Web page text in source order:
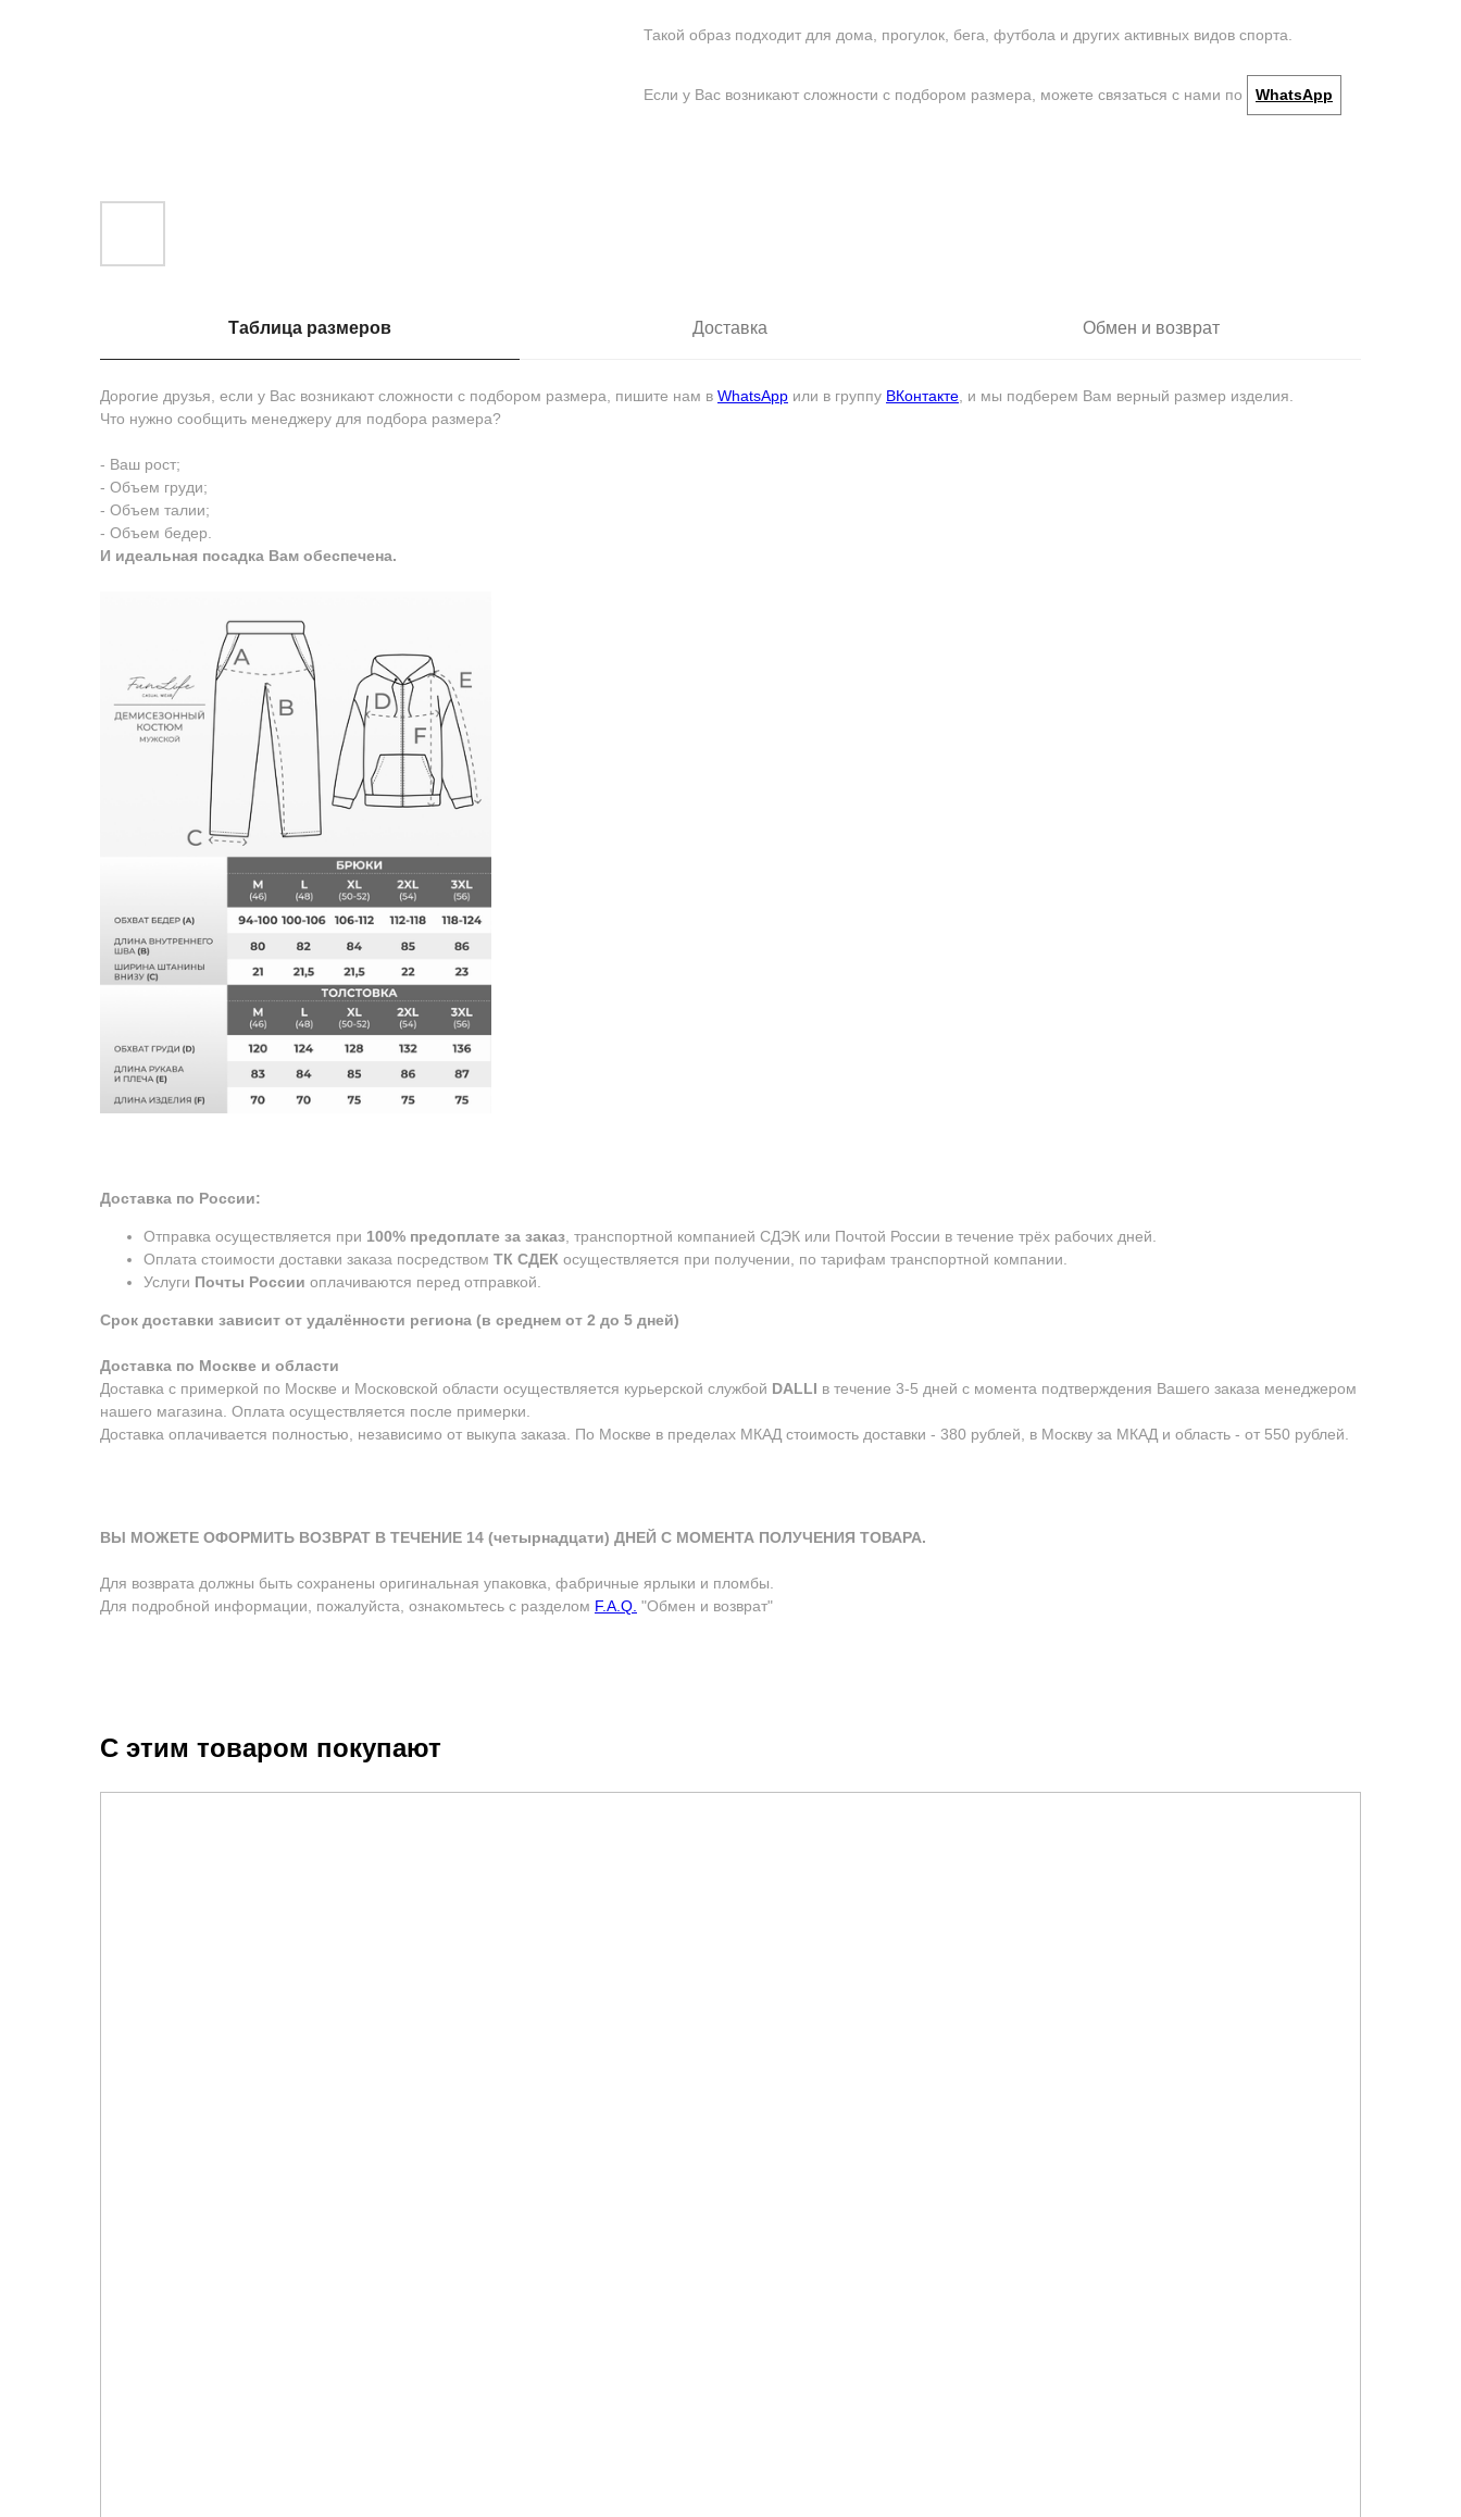
Такой образ подходит для дома, прогулок, бега, футбола и других активных видов спорта.
Если у Вас возникают сложности с подбором размера, можете связаться с нами по WhatsApp
Таблица размеров Доставка Обмен и возврат
Дорогие друзья, если у Вас возникают сложности с подбором размера, пишите нам в WhatsApp или в группу ВКонтакте , и мы подберем Вам верный размер изделия.
Что нужно сообщить менеджеру для подбора размера?
- Ваш рост;
- Объем груди;
- Объем талии;
- Объем бедер.
И идеальная посадка Вам обеспечена.
Доставка по России:
Отправка осуществляется при 100% предоплате за заказ , транспортной компанией СДЭК или Почтой России в течение трёх рабочих дней.
Оплата стоимости доставки заказа посредством ТК СДЕК осуществляется при получении, по тарифам транспортной компании.
Услуги Почты России оплачиваются перед отправкой.
Срок доставки зависит от удалённости региона (в среднем от 2 до 5 дней)
Доставка по Москве и области
Доставка с примеркой по Москве и Московской области осуществляется курьерской службой DALLI в течение 3-5 дней с момента подтверждения Вашего заказа менеджером
нашего магазина. Оплата осуществляется после примерки.
Доставка оплачивается полностью, независимо от выкупа заказа. По Москве в пределах МКАД стоимость доставки - 380 рублей, в Москву за МКАД и область - от 550 рублей.
ВЫ МОЖЕТЕ ОФОРМИТЬ ВОЗВРАТ В ТЕЧЕНИЕ 14 (четырнадцати) ДНЕЙ С МОМЕНТА ПОЛУЧЕНИЯ ТОВАРА.
Для возврата должны быть сохранены оригинальная упаковка, фабричные ярлыки и пломбы.
Для подробной информации, пожалуйста, ознакомьтесь с разделом F.A.Q. "Обмен и возврат"
С этим товаром покупают